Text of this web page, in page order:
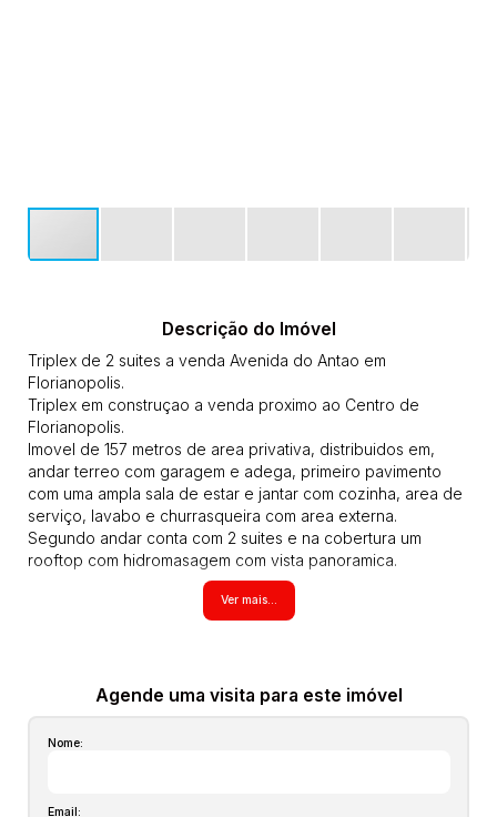
Descrição do Imóvel
Triplex de 2 suites a venda Avenida do Antao em
Florianopolis.
Triplex em construçao a venda proximo ao Centro de
Florianopolis.
Imovel de 157 metros de area privativa, distribuidos em,
andar terreo com garagem e adega, primeiro pavimento
com uma ampla sala de estar e jantar com cozinha, area de
serviço, lavabo e churrasqueira com area externa.
Segundo andar conta com 2 suites e na cobertura um
rooftop com hidromasagem com vista panoramica.
Consulte, Agende uma visita vamos conhecer. CA00607
Todos os imóveis anunciados estão sujeitos a terem seus
valores (aluguel, preço de venda, condomínio, iptu, tcrs,
qualquer momento sem prévio aviso pois são aproximados,
inclusive os itens no interior dos imóveis podem não
estarem mais com alguns moveis que aparecem nas fotos,
valor atualizado.
Ver mais...
Agende uma visita para este imóvel
Nome:
Email: